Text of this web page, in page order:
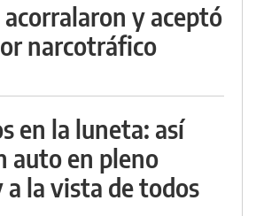
y aceptó
narcotráfico
en la luneta: así
auto en pleno
la vista de todos